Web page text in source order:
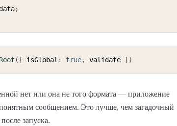
;
({ isGlobal : true, validate })
нет или она не того формата — приложение
понятным сообщением. Это лучше, чем загадочный
запуска.